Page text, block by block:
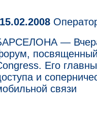
15.02.2008
— Вчера
Его
и
связи